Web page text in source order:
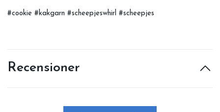
#cookie #kakgarn #scheepjeswhirl #scheepjes
Recensioner